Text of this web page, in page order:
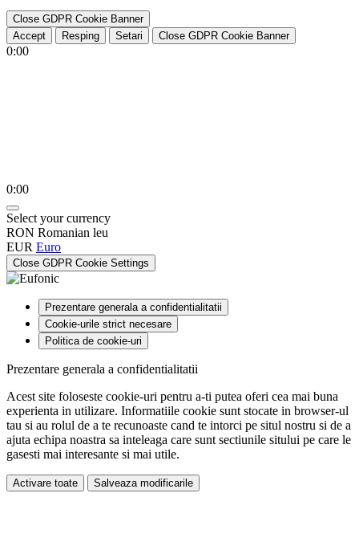
Close GDPR Cookie Banner
Accept
Resping Setari Close GDPR Cookie Banner
0:00
0:00
Select your currency
RON Romanian leu
EUR Euro
Close GDPR Cookie Settings
Prezentare generala a confidentialitatii
Cookie-urile strict necesare
Politica de cookie-uri
Prezentare generala a confidentialitatii
Acest site foloseste cookie-uri pentru a-ti putea oferi cea mai buna
experienta in utilizare. Informatiile cookie sunt stocate in browser-ul
tau si au rolul de a te recunoaste cand te intorci pe situl nostru si de a
ajuta echipa noastra sa inteleaga care sunt sectiunile sitului pe care le
gasesti mai interesante si mai utile.
Activare toate Salveaza modificarile